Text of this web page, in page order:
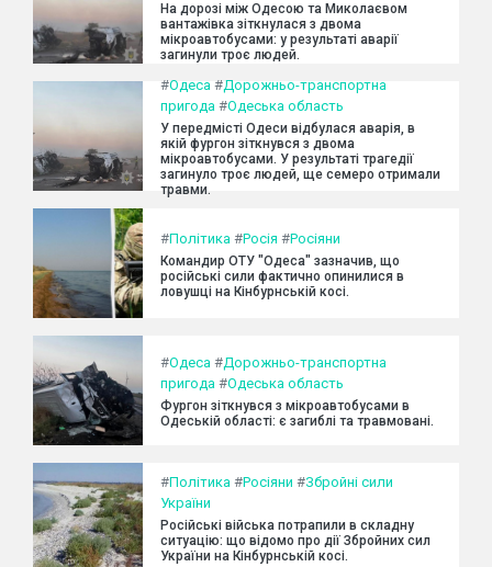
На дорозі між Одесою та Миколаєвом
вантажівка зіткнулася з двома
мікроавтобусами: у результаті аварії
загинули троє людей.
#Одеса #Дорожньо-транспортна
пригода #Одеська область
У передмісті Одеси відбулася аварія, в
якій фургон зіткнувся з двома
мікроавтобусами. У результаті трагедії
загинуло троє людей, ще семеро отримали
травми.
#Політика #Росія #Росіяни
Командир ОТУ "Одеса" зазначив, що
російські сили фактично опинилися в
ловушці на Кінбурнській косі.
#Одеса #Дорожньо-транспортна
пригода #Одеська область
Фургон зіткнувся з мікроавтобусами в
Одеській області: є загиблі та травмовані.
#Політика #Росіяни #Збройні сили
України
Російські війська потрапили в складну
ситуацію: що відомо про дії Збройних сил
України на Кінбурнській косі.